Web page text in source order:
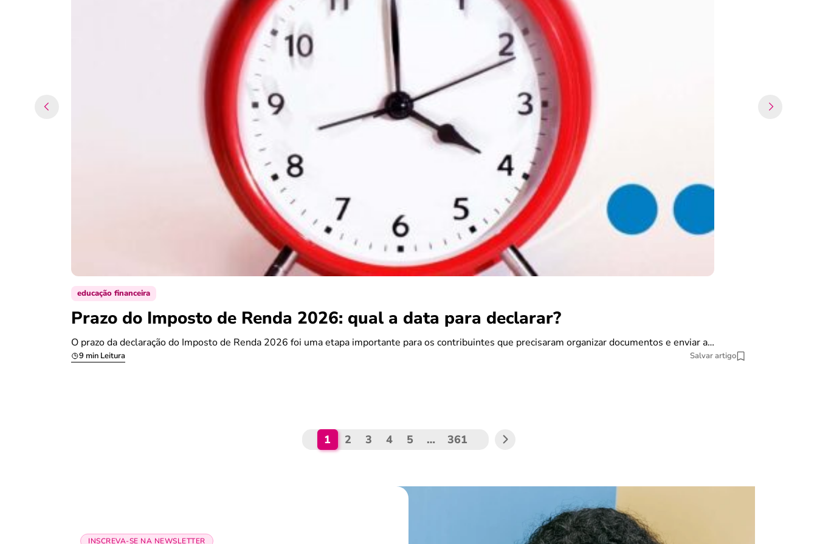
educação financeira
Prazo do Imposto de Renda 2026: qual a data para declarar?
O prazo da declaração do Imposto de Renda 2026 foi uma etapa importante para os contribuintes que precisaram organizar documentos e enviar a…
9 min Leitura Salvar artigo
1 2 3 4 5 … 361
INSCREVA-SE NA NEWSLETTER